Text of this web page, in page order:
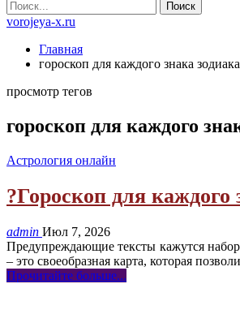
vorojeya-x.ru
Главная
гороскоп для каждого знака
просмотр тегов
гороскоп для каждого
Астрология онлайн
?Гороскоп для каждого
admin Июл 7, 2026
Предупреждающие тексты кажутся
– это своеобразная карта, которая
Прочитайте больше...